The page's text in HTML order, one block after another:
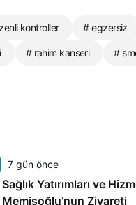
kontroller # egzersiz
# rahim kanseri #
7 gün önce
Yatırımları ve
Ziyareti